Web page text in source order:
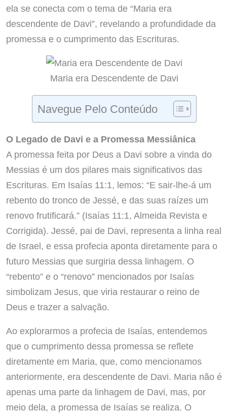
ela se conecta com o tema de “Maria era
descendente de Davi”, revelando a profundidade da
promessa e o cumprimento das Escrituras.
Maria era Descendente de Davi
Navegue Pelo Conteúdo
O Legado de Davi e a Promessa Messiânica
A promessa feita por Deus a Davi sobre a vinda do
Messias é um dos pilares mais significativos das
Escrituras. Em Isaías 11:1, lemos: “E sair-lhe-á um
rebento do tronco de Jessé, e das suas raízes um
renovo frutificará.” (Isaías 11:1, Almeida Revista e
Corrigida). Jessé, pai de Davi, representa a linha real
de Israel, e essa profecia aponta diretamente para o
futuro Messias que surgiria dessa linhagem. O
“rebento” e o “renovo” mencionados por Isaías
simbolizam Jesus, que viria restaurar o reino de
Deus e trazer a salvação.
Ao explorarmos a profecia de Isaías, entendemos
que o cumprimento dessa promessa se reflete
diretamente em Maria, que, como mencionamos
anteriormente, era descendente de Davi. Maria não é
apenas uma parte da linhagem de Davi, mas, por
meio dela, a promessa de Isaías se realiza. O